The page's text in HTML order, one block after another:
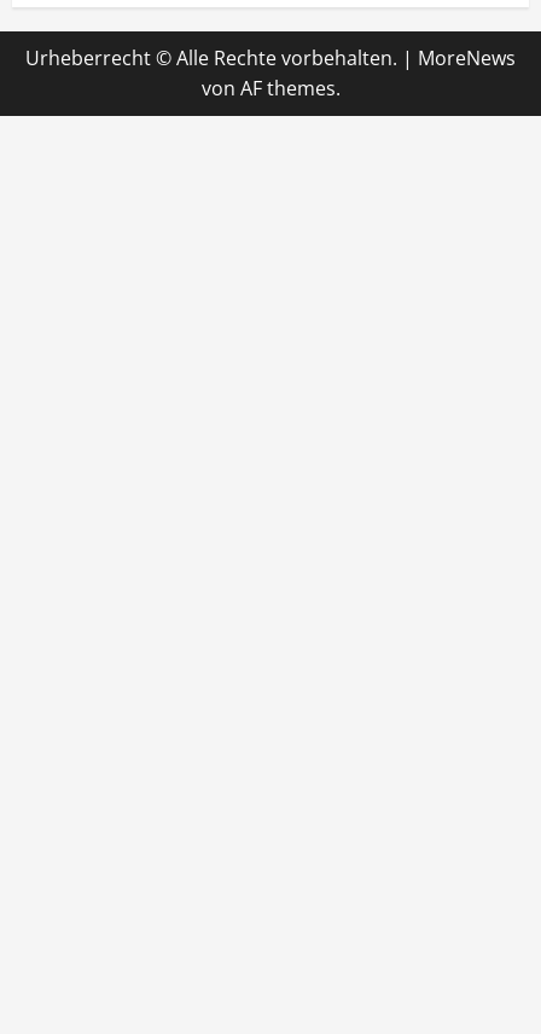
Urheberrecht © Alle Rechte vorbehalten. | MoreNews
von AF themes.